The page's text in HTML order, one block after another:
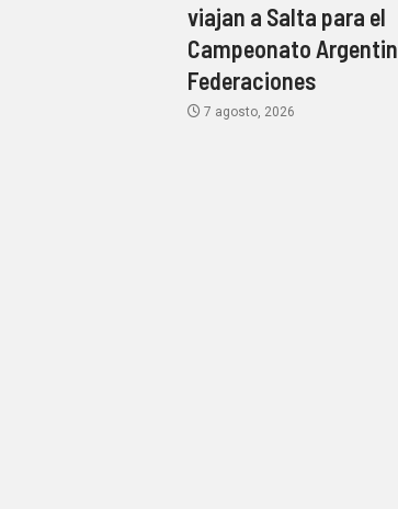
viajan a Salta para el
Campeonato
Federaciones
7 agosto, 2026